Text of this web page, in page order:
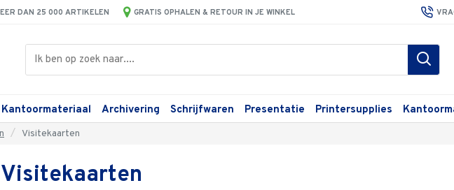
DAN 25 000 ARTIKELEN GRATIS OPHALEN & RETOUR IN JE WINKEL
Kantoormateriaal Archivering Schrijfwaren Presentatie Printersupplies
Visitekaarten
Visitekaarten